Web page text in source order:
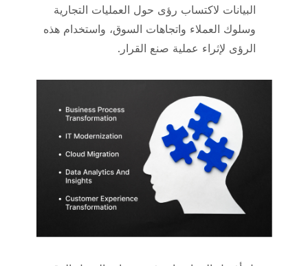
البيانات لاكتساب رؤى حول العمليات التجارية
وسلوك العملاء واتجاهات السوق، واستخدام هذه
الرؤى لإثراء عملية صنع القرار.